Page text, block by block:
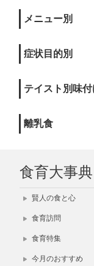
メニュー別
症状目的別
テイスト別味
離乳食
食育大事典
賢人の食と心
食育訪問
食育特集
今月のおすすめ